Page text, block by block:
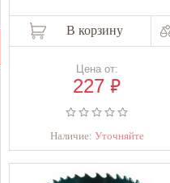
В корзину
Цена от:
227₽
Наличие: Уточняйте